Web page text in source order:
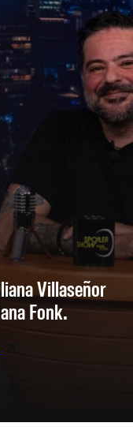
Villaseñor
Fonk.